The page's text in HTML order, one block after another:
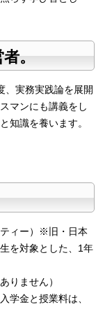
。
、実務実践論を展開
マンにも講義をし
知識を養います。
ティー）※旧・日本
を対象とした、1年
りません）
学金と授業料は、